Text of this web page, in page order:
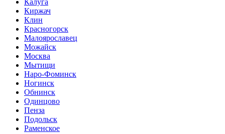
Калуга
Киржач
Клин
Красногорск
Малоярославец
Можайск
Москва
Мытищи
Наро-Фоминск
Ногинск
Обнинск
Одинцово
Пенза
Подольск
Раменское